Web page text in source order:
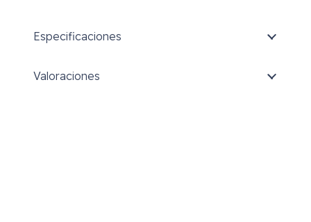
Especificaciones
Valoraciones